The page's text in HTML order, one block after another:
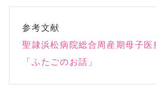
参考文献
聖隷浜松病院総合周産期母子医
「ふたごのお話」